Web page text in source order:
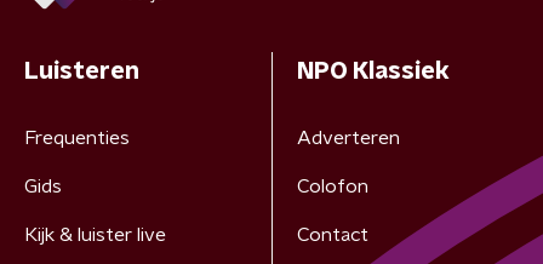
Luisteren
Frequenties
Gids
Kijk & luister live
NPO Klassiek
Adverteren
Colofon
Contact